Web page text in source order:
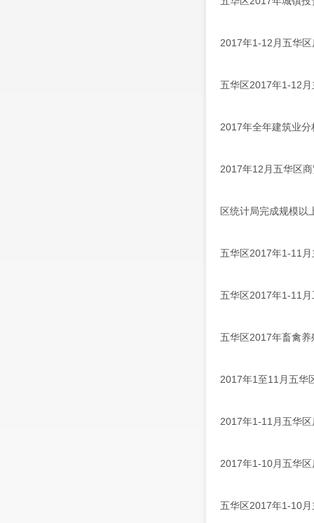
2017年1-12月五华
五华区2017年1-12
2017年全年建筑业分
2017年12月五华区
区统计局完成规模以
五华区2017年1-11
五华区2017年1-11
五华区2017年畜禽养
2017年1至11月五华
2017年1-11月五华
2017年1-10月五华
五华区2017年1-10